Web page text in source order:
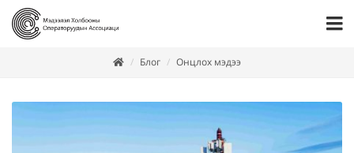
Блог Онцлох мэдээ